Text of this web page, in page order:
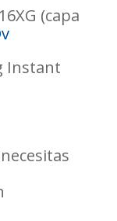
(capa
Instant